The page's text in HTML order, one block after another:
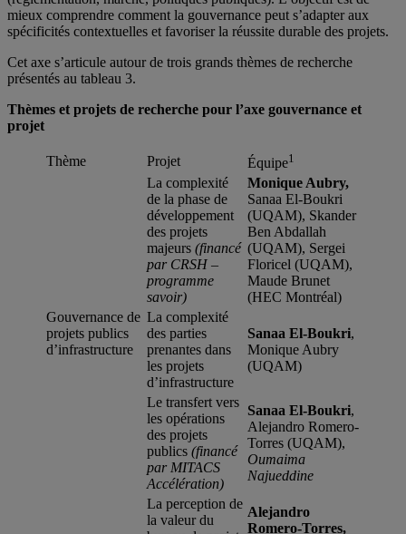
mieux comprendre comment la gouvernance peut s’adapter aux
spécificités contextuelles et favoriser la réussite durable des projets.
Cet axe s’articule autour de trois grands thèmes de recherche
présentés au tableau 3.
Thèmes et projets de recherche pour l’axe gouvernance et
projet
Thème Projet Équipe1
Gouvernance de
projets publics
d’infrastructure
La complexité
de la phase de
développement
des projets
majeurs (financé
par CRSH –
programme
savoir)
Monique Aubry,
Sanaa El-Boukri
(UQAM), Skander
Ben Abdallah
(UQAM), Sergei
Floricel (UQAM),
Maude Brunet
(HEC Montréal)
La complexité
des parties
prenantes dans
les projets
d’infrastructure
Sanaa El-Boukri,
Monique Aubry
(UQAM)
Le transfert vers
les opérations
des projets
publics (financé
par MITACS
Accélération)
Sanaa El-Boukri,
Alejandro Romero-
Torres (UQAM),
Oumaima
Najueddine
La perception de
la valeur du
Alejandro
Romero-Torres,